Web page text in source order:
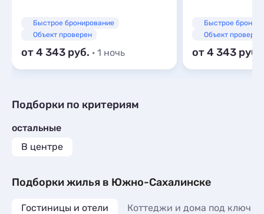
Быстрое бронирование
Объект проверен
от 4 343 · 1 ночь
Быстрое
Объект проверен
от 4 343
Подборки по критериям
остальные
В центре
Подборки жилья в Южно-Сахалинске
Гостиницы и отели Коттеджи и дома под ключ